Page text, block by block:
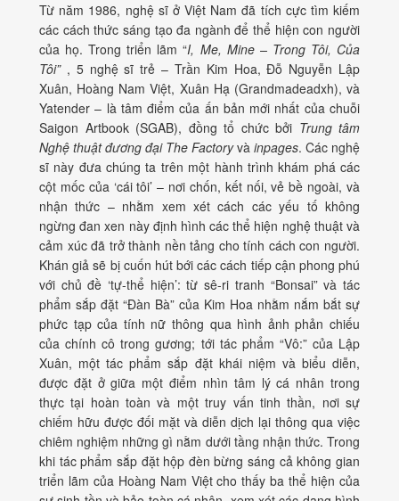
Từ năm 1986, nghệ sĩ ở Việt Nam đã tích cực tìm kiếm
các cách thức sáng tạo đa ngành để thể hiện con người
của họ. Trong triển lãm “I, Me, Mine – Trong Tôi, Của
Tôi” , 5 nghệ sĩ trẻ – Trần Kim Hoa, Đỗ Nguyễn Lập
Xuân, Hoàng Nam Việt, Xuân Hạ (Grandmadeadxh), và
Yatender – là tâm điểm của ấn bản mới nhất của chuỗi
Saigon Artbook (SGAB), đồng tổ chức bởi Trung tâm
Nghệ thuật đương đại The Factoryvà inpages. Các nghệ
sĩ này đưa chúng ta trên một hành trình khám phá các
cột mốc của ‘cái tôi’ – nơi chốn, kết nối, vẻ bề ngoài, và
nhận thức – nhằm xem xét cách các yếu tố không
ngừng đan xen này định hình các thể hiện nghệ thuật và
cảm xúc đã trở thành nền tảng cho tính cách con người.
Khán giả sẽ bị cuốn hút bới các cách tiếp cận phong phú
với chủ đề ‘tự-thể hiện’: từ sê-ri tranh “Bonsai” và tác
phẩm sắp đặt “Đàn Bà” của Kim Hoa nhằm nắm bắt sự
phức tạp của tính nữ thông qua hình ảnh phản chiếu
của chính cô trong gương; tới tác phẩm “Vô:” của Lập
Xuân, một tác phẩm sắp đặt khái niệm và biểu diễn,
được đặt ở giữa một điểm nhìn tâm lý cá nhân trong
thực tại hoàn toàn và một truy vấn tinh thần, nơi sự
chiếm hữu được đối mặt và diễn dịch lại thông qua việc
chiêm nghiệm những gì nằm dưới tầng nhận thức. Trong
khi tác phẩm sắp đặt hộp đèn bừng sáng cả không gian
triển lãm của Hoàng Nam Việt cho thấy ba thể hiện của